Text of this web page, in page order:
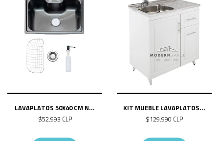
LAVAPLATOS 50X40 CM N...
$52.993 CLP
KIT MUEBLE LAVAPLATOS...
$129.990 CLP